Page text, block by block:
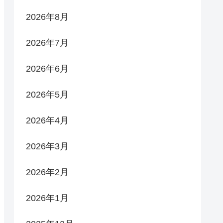
2026年8月
2026年7月
2026年6月
2026年5月
2026年4月
2026年3月
2026年2月
2026年1月